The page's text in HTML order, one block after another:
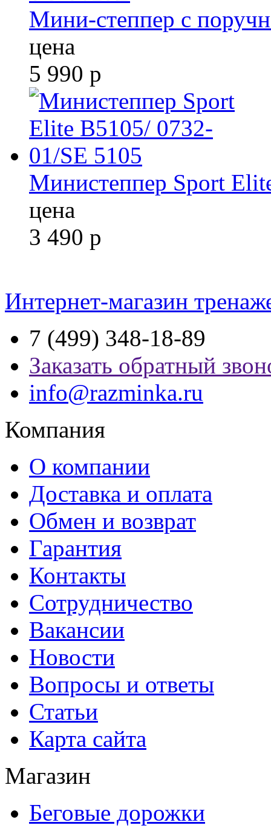
Мини-степпер с
цена
5 990 р
Министеппер Sport
цена
3 490 р
Интернет-магазин
7 (499) 348-18-89
Заказать обратный
info@razminka.ru
Компания
О компании
Доставка и оплата
Обмен и возврат
Гарантия
Контакты
Сотрудничество
Вакансии
Новости
Вопросы и ответы
Статьи
Карта сайта
Магазин
Беговые дорожки